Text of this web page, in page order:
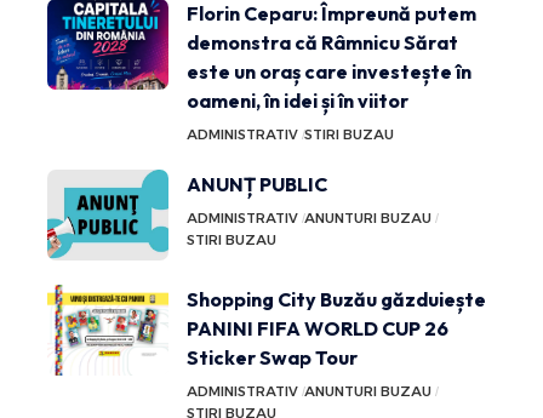
Florin Ceparu: Împreună putem
demonstra că Râmnicu Sărat
este un oraș care investește în
oameni, în idei și în viitor
ADMINISTRATIV STIRI BUZAU
ANUNȚ PUBLIC
ADMINISTRATIV ANUNTURI BUZAU
STIRI BUZAU
Shopping City Buzău găzduiește
PANINI FIFA WORLD CUP 26
Sticker Swap Tour
ADMINISTRATIV ANUNTURI BUZAU
STIRI BUZAU